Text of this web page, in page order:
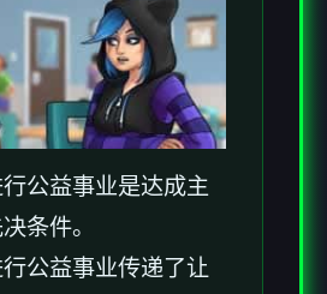
公益事业是达成主
条件。
公益事业传递了让